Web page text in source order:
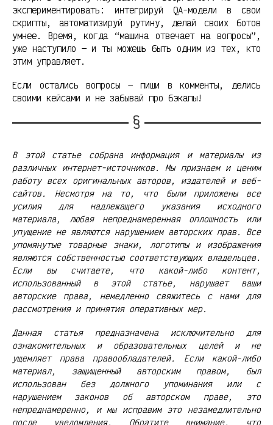
экспериментировать: интегрируй QA-модели в свои
скрипты, автоматизируй рутину, делай своих ботов
умнее. Время, когда “машина отвечает на вопросы”,
уже наступило — и ты можешь быть одним из тех, кто
этим управляет.
Если остались вопросы — пиши в комменты, делись
своими кейсами и не забывай про бэкапы!
В этой статье собрана информация и материалы из
различных интернет-источников. Мы признаем и ценим
работу всех оригинальных авторов, издателей и веб-
сайтов. Несмотря на то, что были приложены все
усилия для надлежащего указания исходного
материала, любая непреднамеренная оплошность или
упущение не являются нарушением авторских прав. Все
упомянутые товарные знаки, логотипы и изображения
являются собственностью соответствующих владельцев.
Если вы считаете, что какой-либо контент,
использованный в этой статье, нарушает ваши
авторские права, немедленно свяжитесь с нами для
рассмотрения и принятия оперативных мер.
Данная статья предназначена исключительно для
ознакомительных и образовательных целей и не
ущемляет права правообладателей. Если какой-либо
материал, защищенный авторским правом, был
использован без должного упоминания или с
нарушением законов об авторском праве, это
непреднамеренно, и мы исправим это незамедлительно
после уведомления. Обратите внимание, что